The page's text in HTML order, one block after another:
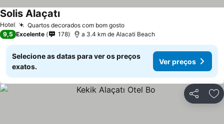
Hotel Quartos decorados com bom gostoVer preços
Solis AlaçatıVer preços
9,5 Excelente 178 a 3.4 km de Alacati Beach
Selecione as datas para ver os preços
exatos.
Ver preços
Partilhar